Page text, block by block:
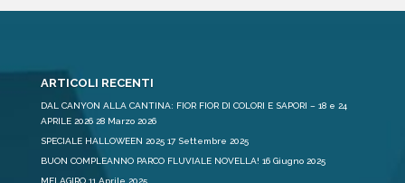
ARTICOLI RECENTI
DAL CANYON ALLA CANTINA: FIOR FIOR DI COLORI E SAPORI – 18 e 24
APRILE 2026 28 Marzo 2026
SPECIALE HALLOWEEN 2025 17 Settembre 2025
BUON COMPLEANNO PARCO FLUVIALE NOVELLA! 16 Giugno 2025
MELAGIRO 11 Aprile 2025